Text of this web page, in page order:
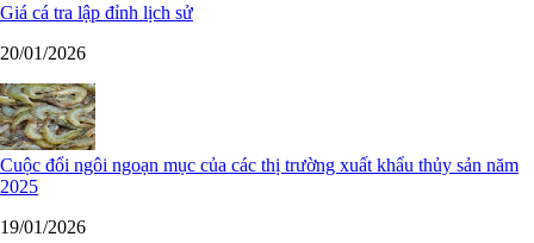
Giá cá tra lập đỉnh lịch sử
20/01/2026
Cuộc đổi ngôi ngoạn mục của các thị trường xuất khẩu thủy sản năm
2025
19/01/2026